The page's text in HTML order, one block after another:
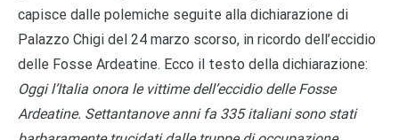
capisce dalle polemiche seguite alla dichiarazione di
Palazzo Chigi del 24 marzo scorso, in ricordo dell’eccidio
delle Fosse Ardeatine. Ecco il testo della dichiarazione:
Oggi l’Italia onora le vittime dell’eccidio delle Fosse
Ardeatine. Settantanove anni fa 335 italiani sono stati